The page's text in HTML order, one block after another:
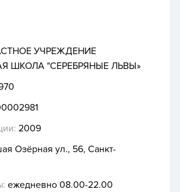
УЧРЕЖДЕНИЕ
ШКОЛА "СЕРЕБРЯНЫЕ ЛЬВЫ»
2009
Озёрная ул., 56, Санкт-
ежедневно 08.00-22.00